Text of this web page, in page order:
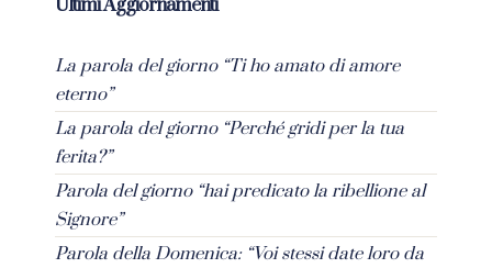
Ultimi Aggiornamenti
La parola del giorno “Ti ho amato di amore
eterno”
La parola del giorno “Perché gridi per la tua
ferita?”
Parola del giorno “hai predicato la ribellione al
Signore”
Parola della Domenica: “Voi stessi date loro da